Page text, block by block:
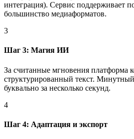
интеграция). Сервис поддерживает
большинство медиаформатов.
3
Шаг 3: Магия ИИ
За считанные мгновения платформа
структурированный текст.
буквально за несколько секунд.
4
Шаг 4: Адаптация и экспорт